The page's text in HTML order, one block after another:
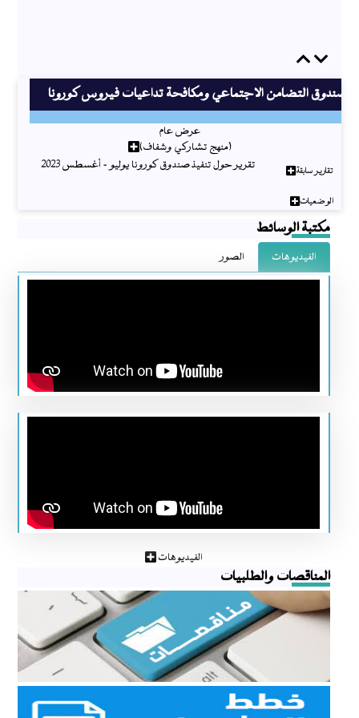
Previous
صندوق التضامن الاجتماعي ومكافحة تداعيات فيروس كورونا
عرض عام
(منهج تشاركي وشفاف)
تقارير سابقة تقرير حول تنفيذ صندوق كورونا يوليو - أغسطس 2023
الوضعيات
مكتبة الوسائط
الفيديوهات الصور
الفيديوهات
المناقصات والطلبيات